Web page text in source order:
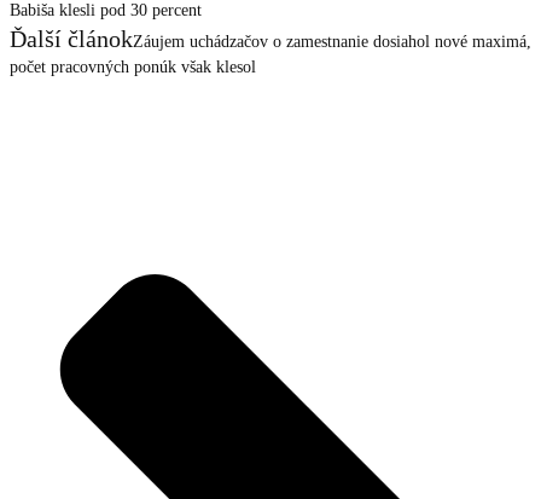
Babiša klesli pod 30 percent
Ďalší článokZáujem uchádzačov o zamestnanie dosiahol nové maximá,
počet pracovných ponúk však klesol